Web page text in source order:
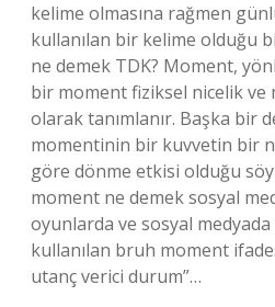
kelime olmasına rağmen
kullanılan bir kelime olduğu
ne demek TDK? Moment,
bir moment fiziksel nicelik ve
olarak tanımlanır. Başka bir
momentinin bir kuvvetin bir
göre dönme etkisi olduğu
moment ne demek sosyal
oyunlarda ve sosyal
kullanılan bruh moment
utanç verici durum”…